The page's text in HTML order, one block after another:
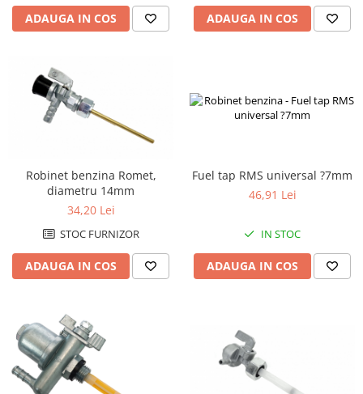
ADAUGA IN COS ADAUGA IN COS
Robinet benzina Romet,
diametru 14mm
34,20 Lei
STOC FURNIZOR
ADAUGA IN COS
Fuel tap RMS universal ?7mm
46,91 Lei
IN STOC
ADAUGA IN COS